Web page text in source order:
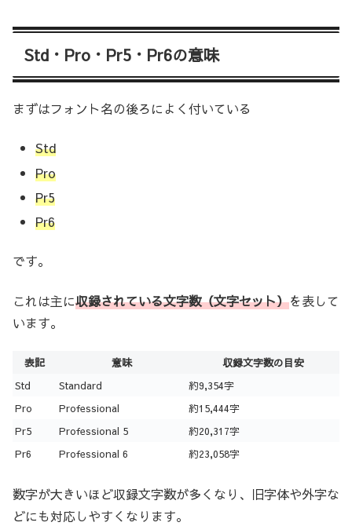
Std・Pro・Pr5・Pr6の意味
まずはフォント名の後ろによく付いている
Std
Pro
Pr5
Pr6
です。
これは主に収録されている文字数（文字セット）を表して
います。
表記 意味
収録文字数の目安
Std
Standard
約9,354字
Pro
Professional
約15,444字
Pr5
Professional 5
約20,317字
Pr6
Professional 6 約23,058字
数字が大きいほど収録文字数が多くなり、旧字体や外字な
どにも対応しやすくなります。